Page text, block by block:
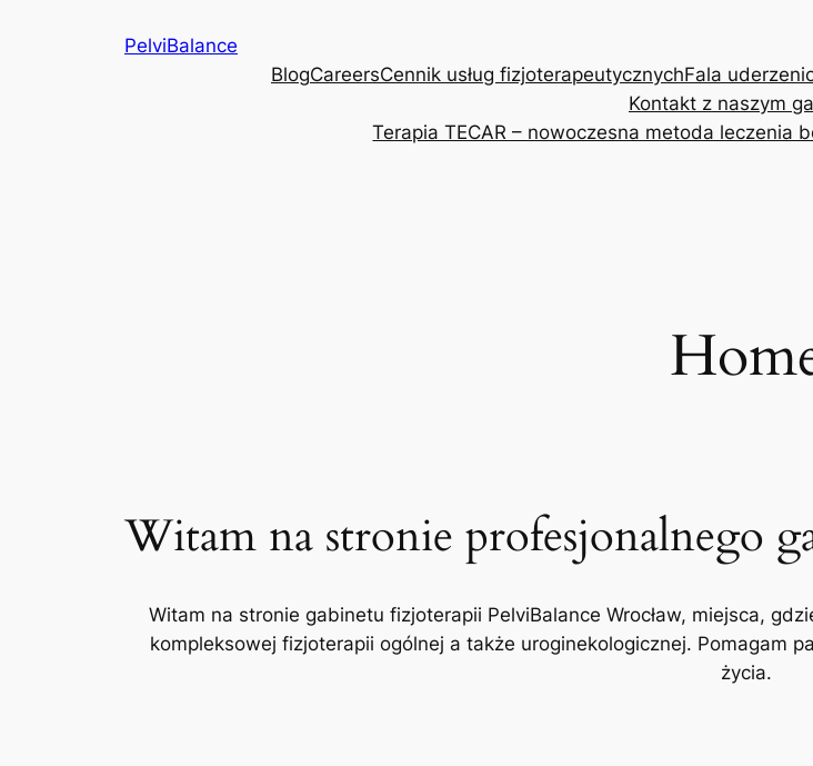
PelviBalance
BlogCareersCennik usług fizjoterapeutycznychFala
Kontakt z naszym
Terapia TECAR – nowoczesna metoda leczenia
Witam na stronie profesjonalnego
Witam na stronie gabinetu fizjoterapii PelviBalance Wrocław, miejsca,
kompleksowej fizjoterapii ogólnej a także uroginekologicznej. Pomagam
życia.